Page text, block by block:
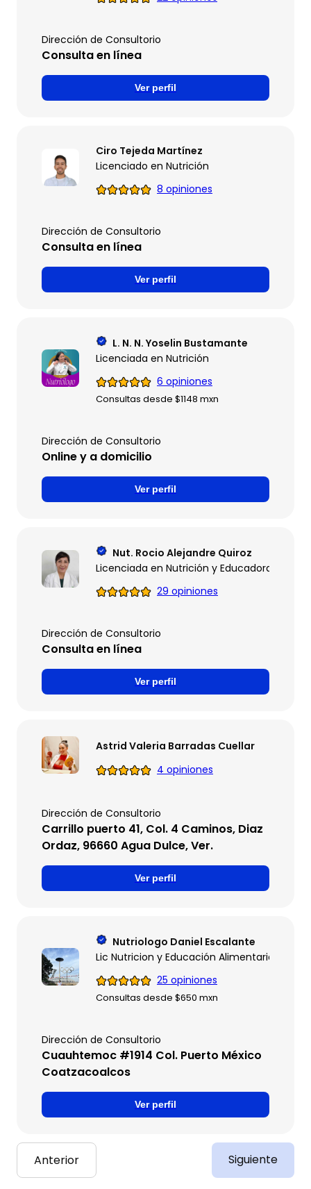
Dirección de Consultorio
Consulta en línea
Ver perfil
Ciro Tejeda Martínez
Licenciado en Nutrición
8 opiniones
Dirección de Consultorio
Consulta en línea
Ver perfil
L. N. N. Yoselin Bustamante
Licenciada en Nutrición
6 opiniones
Consultas desde $1148 mxn
Dirección de Consultorio
Online y a domicilio
Ver perfil
Nut. Rocio Alejandre Quiroz
Licenciada en Nutrición y Educadora en
29 opiniones
Dirección de Consultorio
Consulta en línea
Ver perfil
Astrid Valeria Barradas Cuellar
4 opiniones
Dirección de Consultorio
Carrillo puerto 41, Col. 4 Caminos, Diaz
Ordaz, 96660 Agua Dulce, Ver.
Ver perfil
Nutriologo Daniel Escalante
Lic Nutricion y Educación Alimentaria
25 opiniones
Consultas desde $650 mxn
Dirección de Consultorio
Cuauhtemoc #1914 Col. Puerto México
Coatzacoalcos
Ver perfil
Anterior Siguiente